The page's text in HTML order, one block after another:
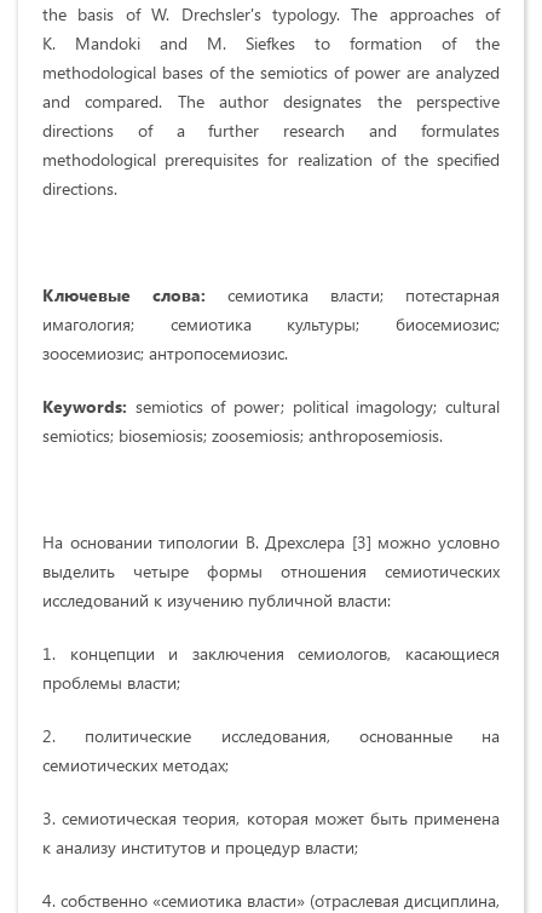
the basis of W. Drechsler's typology. The approaches of
K. Mandoki and M. Siefkes to formation of the
methodological bases of the semiotics of power are analyzed
and compared. The author designates the perspective
directions of a further research and formulates
methodological prerequisites for realization of the specified
directions.
Ключевые слова: семиотика власти; потестарная
имагология; семиотика культуры; биосемиозис;
зоосемиозис; антропосемиозис.
Keywords: semiotics of power; political imagology; cultural
semiotics; biosemiosis; zoosemiosis; anthroposemiosis.
На основании типологии В. Дрехслера [3] можно условно
выделить четыре формы отношения семиотических
исследований к изучению публичной власти:
1. концепции и заключения семиологов, касающиеся
проблемы власти;
2. политические исследования, основанные на
семиотических методах;
3. семиотическая теория, которая может быть применена
к анализу институтов и процедур власти;
4. собственно «семиотика власти» (отраслевая дисциплина,